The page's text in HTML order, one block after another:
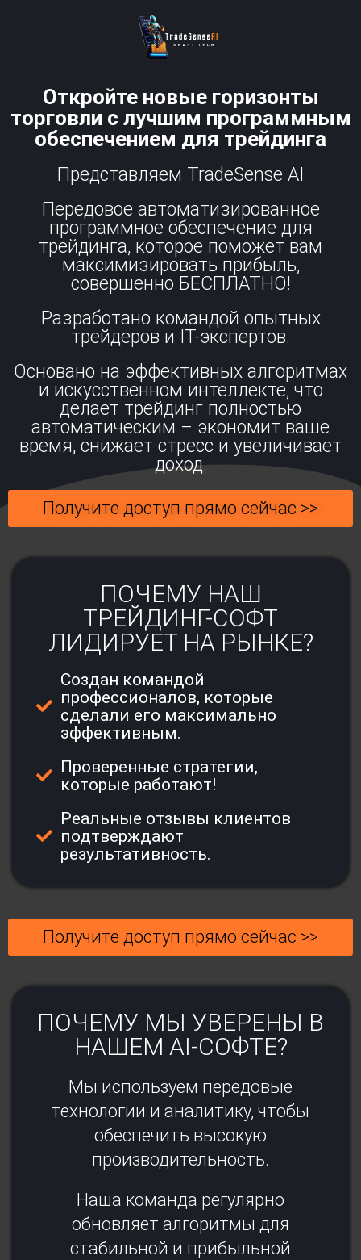
Откройте новые горизонты
торговли с лучшим программным
обеспечением для трейдинга
Представляем TradeSense AI
Передовое автоматизированное
программное обеспечение для
трейдинга, которое поможет вам
максимизировать прибыль,
совершенно БЕСПЛАТНО!
Разработано командой опытных
трейдеров и IT-экспертов.
Основано на эффективных алгоритмах
и искусственном интеллекте, что
делает трейдинг полностью
автоматическим – экономит ваше
время, снижает стресс и увеличивает
доход.
Получите доступ прямо сейчас >>
ПОЧЕМУ НАШ
ТРЕЙДИНГ-СОФТ
ЛИДИРУЕТ НА РЫНКЕ?
Создан командой
профессионалов, которые
сделали его максимально
эффективным.
Проверенные стратегии,
которые работают!
Реальные отзывы клиентов
подтверждают
результативность.
Получите доступ прямо сейчас >>
Мы используем передовые
технологии и аналитику, чтобы
обеспечить высокую
производительность.
Наша команда регулярно
обновляет алгоритмы для
стабильной и прибыльной
ПОЧЕМУ МЫ УВЕРЕНЫ В
НАШЕМ AI-СОФТЕ?